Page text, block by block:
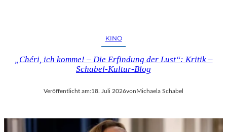
KINO
„Chéri, ich komme! – Die Erfindung der Lust“: Kritik –
Schabel-Kultur-Blog
Veröffentlicht am:18. Juli 2026vonMichaela Schabel